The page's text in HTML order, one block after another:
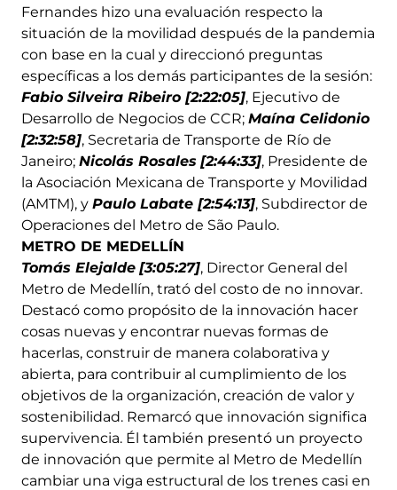
Fernandes hizo una evaluación respecto la
situación de la movilidad después de la pandemia
con base en la cual y direccionó preguntas
específicas a los demás participantes de la sesión:
Fabio Silveira Ribeiro [2:22:05], Ejecutivo de
Desarrollo de Negocios de CCR; Maína Celidonio
[2:32:58], Secretaria de Transporte de Río de
Janeiro; Nicolás Rosales [2:44:33], Presidente de
la Asociación Mexicana de Transporte y Movilidad
(AMTM), y Paulo Labate [2:54:13], Subdirector de
Operaciones del Metro de São Paulo.
METRO DE MEDELLÍN
Tomás Elejalde [3:05:27], Director General del
Metro de Medellín, trató del costo de no innovar.
Destacó como propósito de la innovación hacer
cosas nuevas y encontrar nuevas formas de
hacerlas, construir de manera colaborativa y
abierta, para contribuir al cumplimiento de los
objetivos de la organización, creación de valor y
sostenibilidad. Remarcó que innovación significa
supervivencia. Él también presentó un proyecto
de innovación que permite al Metro de Medellín
cambiar una viga estructural de los trenes casi en